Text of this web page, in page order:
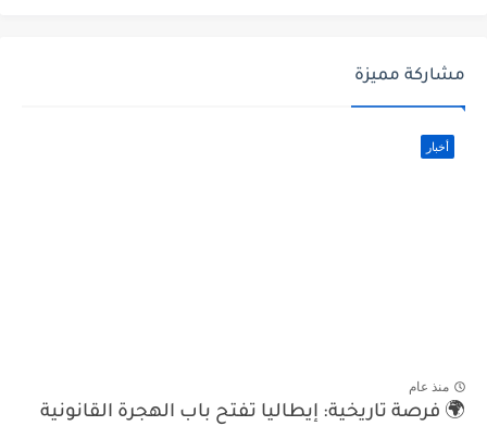
مشاركة مميزة
أخبار
منذ عام
🌍 فرصة تاريخية: إيطاليا تفتح باب الهجرة القانونية